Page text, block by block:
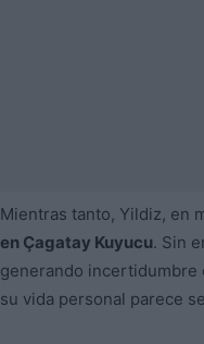
Mientras tanto, Yildiz, en
en Çagatay Kuyucu. Sin
generando incertidumbre
su vida personal parece